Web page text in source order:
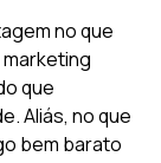
no que
que
Aliás, no que
bem barato